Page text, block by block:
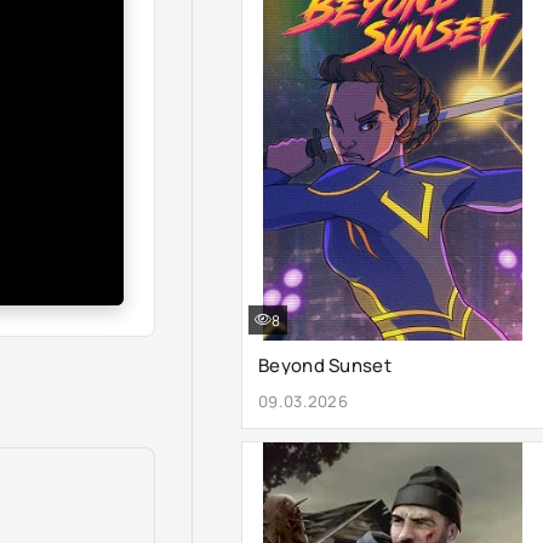
Beyond Sunset
09.03.2026
8